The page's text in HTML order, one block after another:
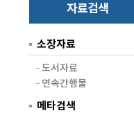
자료검색
소장자료
도서자료
연속간행물
메타검색